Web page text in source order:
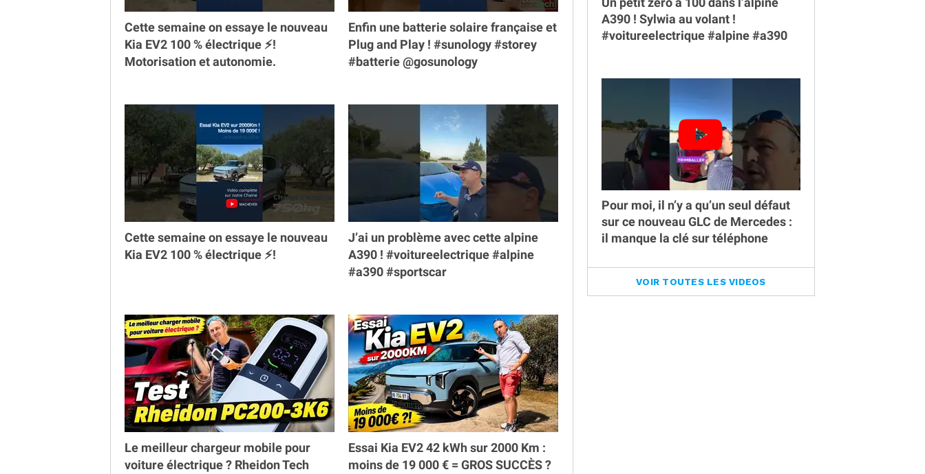
Cette semaine on essaye le nouveau
Kia EV2 100 % électrique ⚡️!
Motorisation et autonomie.
Enfin une batterie solaire française et
Plug and Play ! #sunology #storey
#batterie @gosunology
Cette semaine on essaye le nouveau
Kia EV2 100 % électrique ⚡️!
J’ai un problème avec cette alpine
A390 ! #voitureelectrique #alpine
#a390 #sportscar
Le meilleur chargeur mobile pour
voiture électrique ? Rheidon Tech
Essai Kia EV2 42 kWh sur 2000 Km :
moins de 19 000 € = GROS SUCCÈS ?
A390 ￼! Sylwia au volant !
#voitureelectrique #alpine #a390
Pour moi, il n’y a qu’un seul défaut
sur ce nouveau GLC de Mercedes :
il manque la clé sur téléphone
VOIR TOUTES LES VIDEOS